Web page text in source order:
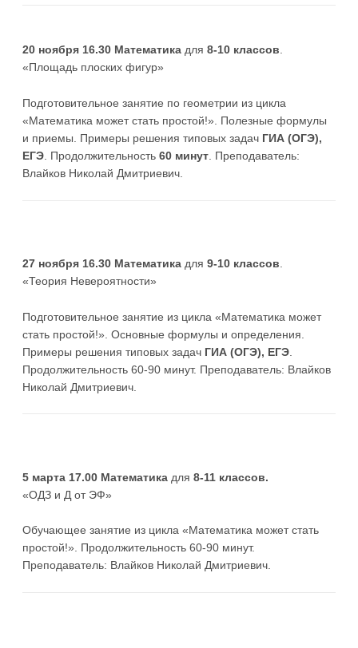
20 ноября 16.30 Математика для 8-10 классов.
«Площадь плоских фигур»
Подготовительное занятие по геометрии из цикла
«Математика может стать простой!». Полезные формулы
и приемы. Примеры решения типовых задач ГИА (ОГЭ),
ЕГЭ . Продолжительность 60 минут . Преподаватель:
Влайков Николай Дмитриевич.
27 ноября 16.30 Математика для 9-10 классов
«Теория Невероятности»
Подготовительное занятие из цикла «Математика может
стать простой!». Основные формулы и определения.
Примеры решения типовых задач ГИА (ОГЭ), ЕГЭ
Продолжительность 60-90 минут. Преподаватель: Влайков
Николай Дмитриевич.
5 марта 17.00 Математика для 8-11 классов.
«ОДЗ и Д от ЭФ»
Обучающее занятие из цикла «Математика может стать
простой!». Продолжительность 60-90 минут.
Преподаватель: Влайков Николай Дмитриевич.